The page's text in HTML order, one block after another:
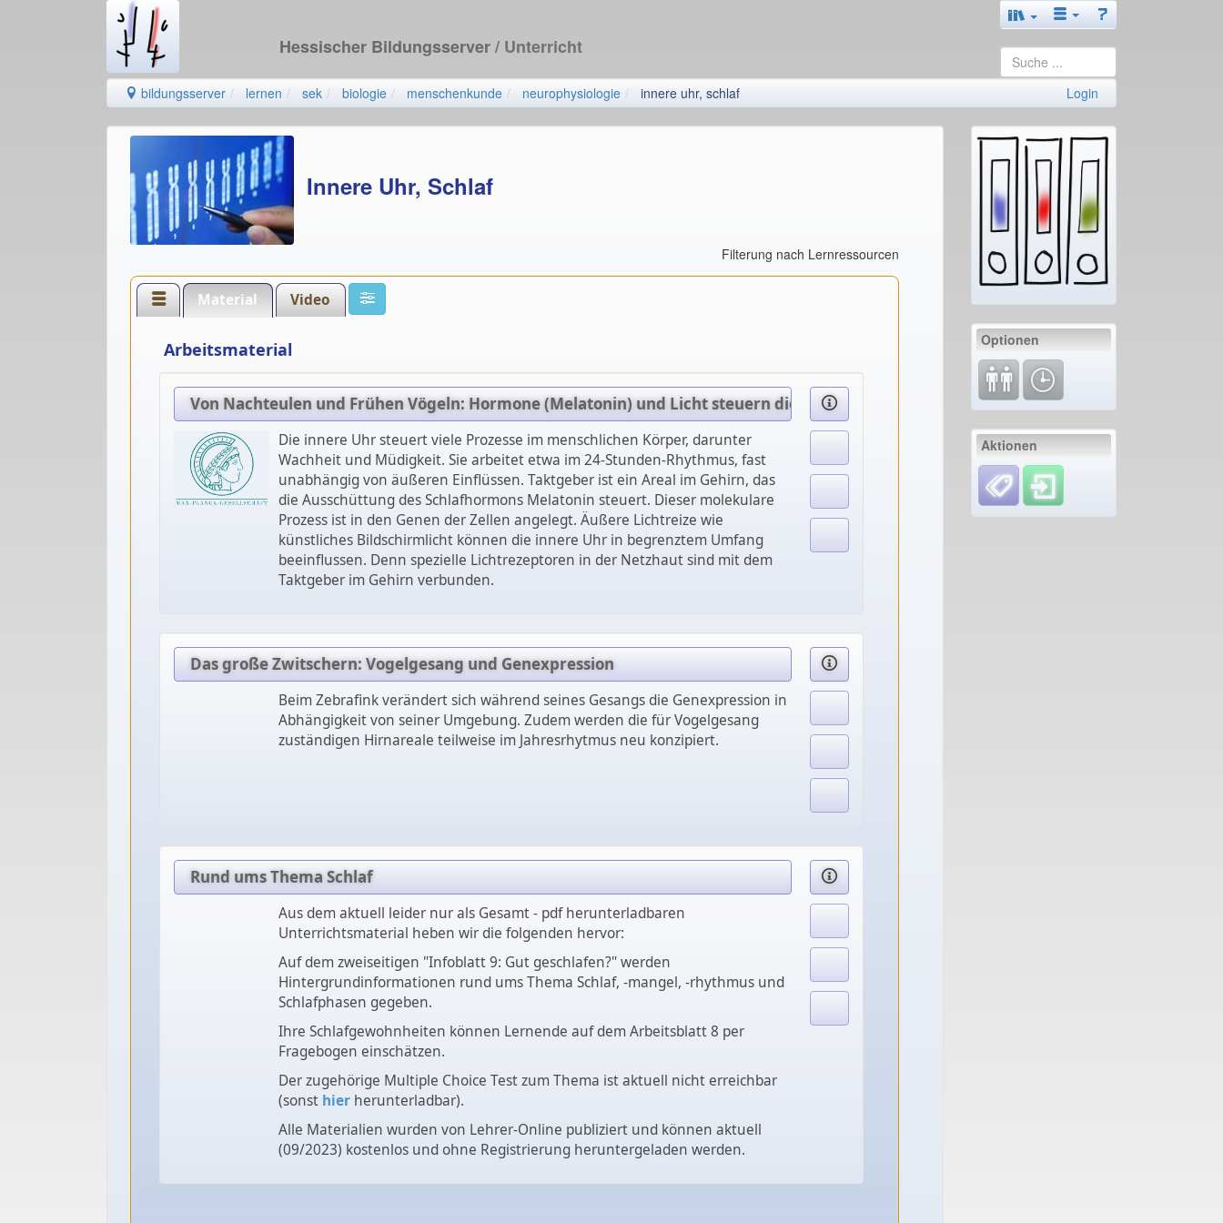
Hessischer Bildungsserver/ Unterricht
bildungsserver lernen sek biologie menschenkunde neurophysiologie innere uhr, schlaf Login
Innere Uhr, Schlaf
Filterung nach Lernressourcen
Material Video
Arbeitsmaterial
Von Nachteulen und Frühen Vögeln: Hormone (Melatonin) und Licht steuern die inne ...
Die innere Uhr steuert viele Prozesse im menschlichen Körper, darunter
Wachheit und Müdigkeit. Sie arbeitet etwa im 24-Stunden-Rhythmus, fast
unabhängig von äußeren Einflüssen. Taktgeber ist ein Areal im Gehirn, das
die Ausschüttung des Schlafhormons Melatonin steuert. Dieser molekulare
Prozess ist in den Genen der Zellen angelegt. Äußere Lichtreize wie
künstliches Bildschirmlicht können die innere Uhr in begrenztem Umfang
beeinflussen. Denn spezielle Lichtrezeptoren in der Netzhaut sind mit dem
Taktgeber im Gehirn verbunden.
Das große Zwitschern: Vogelgesang und Genexpression
Beim Zebrafink verändert sich während seines Gesangs die Genexpression in
Abhängigkeit von seiner Umgebung. Zudem werden die für Vogelgesang
zuständigen Hirnareale teilweise im Jahresrhytmus neu konzipiert.
Rund ums Thema Schlaf
Aus dem aktuell leider nur als Gesamt - pdf herunterladbaren
Unterrichtsmaterial heben wir die folgenden hervor:
Auf dem zweiseitigen "Infoblatt 9: Gut geschlafen?" werden
Hintergrundinformationen rund ums Thema Schlaf, -mangel, -rhythmus und
Schlafphasen gegeben.
Ihre Schlafgewohnheiten können Lernende auf dem Arbeitsblatt 8 per
Fragebogen einschätzen.
Der zugehörige Multiple Choice Test zum Thema ist aktuell nicht erreichbar
(sonst hier herunterladbar).
Alle Materialien wurden von Lehrer-Online publiziert und können aktuell
(09/2023) kostenlos und ohne Registrierung heruntergeladen werden.
Optionen
Aktionen